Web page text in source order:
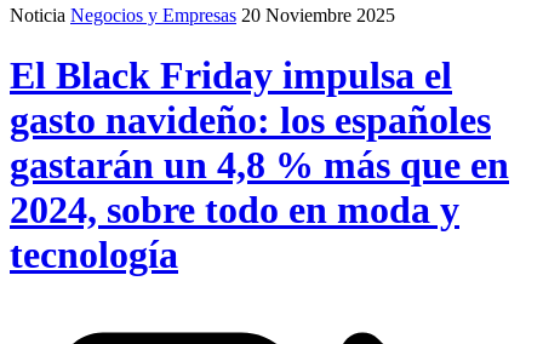
Noticia Negocios y Empresas 20 Noviembre 2025
El Black Friday impulsa el
gasto navideño: los españoles
gastarán un 4,8 % más que en
2024, sobre todo en moda y
tecnología